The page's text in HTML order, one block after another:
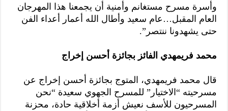
وأسرة مسرح مستغانم وأمنية أن يجمعنا هذا المهرجان
العام المقبل…عام سعيد وأطال الله أعمار أعداء الفن
حتى يشهدونا ننتصر”.
محمد فريمهدي الفائز بجائزة أحسن إخراج
قال محمد فريمهدي، المتوج بجائزة أحسن إخراج عن
مسرحيته “الاختيار” للمسرح الجهوي سعيدة “نحن
المسرحيون للأسف نعيش أزمة أخلاقية حادة، محزنة